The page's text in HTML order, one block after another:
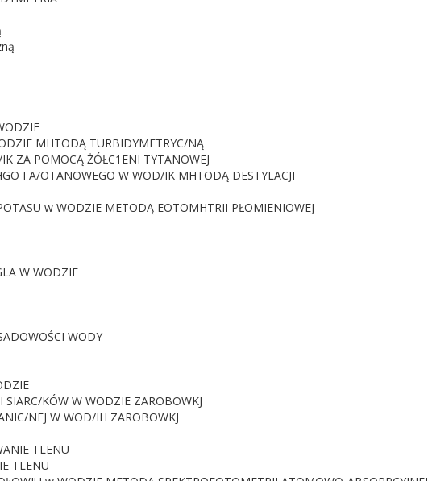
MHTODĄ TURBIDYMETRYC/NĄ
ZA POMOCĄ ŻÓŁC1ENI TYTANOWEJ
I A/OTANOWEGO W WOD/IK MHTODĄ DESTYLACJI
w WODZIE METODĄ EOTOMHTRII PŁOMIENIOWEJ
W WODZIE
WODY
KÓW W WODZIE ZAROBOWKJ
NEJ W WOD/IH ZAROBOWKJ
TLENU
TLENU